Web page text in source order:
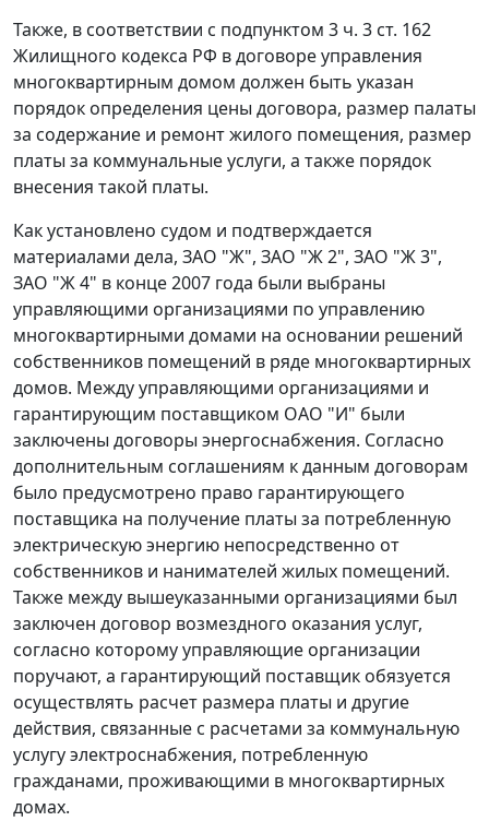
Также, в соответствии с подпунктом 3 ч. 3 ст. 162
Жилищного кодекса РФ в договоре управления
многоквартирным домом должен быть указан
порядок определения цены договора, размер палаты
за содержание и ремонт жилого помещения, размер
платы за коммунальные услуги, а также порядок
внесения такой платы.
Как установлено судом и подтверждается
материалами дела, ЗАО "Ж", ЗАО "Ж 2", ЗАО "Ж 3",
ЗАО "Ж 4" в конце 2007 года были выбраны
управляющими организациями по управлению
многоквартирными домами на основании решений
собственников помещений в ряде многоквартирных
домов. Между управляющими организациями и
гарантирующим поставщиком ОАО "И" были
заключены договоры энергоснабжения. Согласно
дополнительным соглашениям к данным договорам
было предусмотрено право гарантирующего
поставщика на получение платы за потребленную
электрическую энергию непосредственно от
собственников и нанимателей жилых помещений.
Также между вышеуказанными организациями был
заключен договор возмездного оказания услуг,
согласно которому управляющие организации
поручают, а гарантирующий поставщик обязуется
осуществлять расчет размера платы и другие
действия, связанные с расчетами за коммунальную
услугу электроснабжения, потребленную
гражданами, проживающими в многоквартирных
домах.